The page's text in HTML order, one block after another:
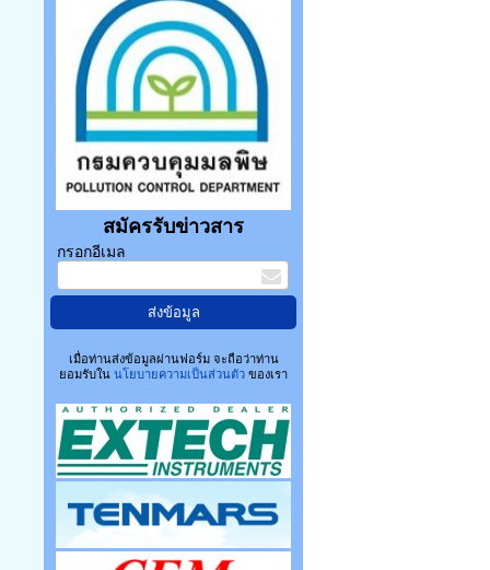
สมัครรับข่าวสาร
กรอกอีเมล
เมื่อท่านส่งข้อมูลผ่านฟอร์ม จะถือว่าท่าน
ยอมรับใน นโยบายความเป็นส่วนตัวของเรา